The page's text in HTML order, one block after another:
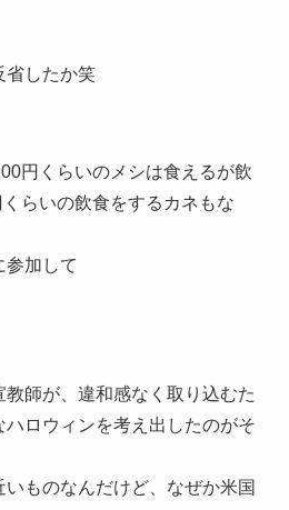
省したか笑
円くらいのメシは食えるが飲
らいの飲食をするカネもな
参加して
師が、違和感なく取り込むた
ロウィンを考え出したのがそ
ものなんだけど、なぜか米国